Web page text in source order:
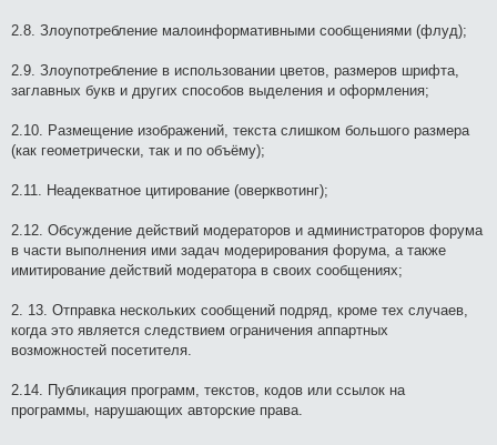
2.8. Злоупотребление малоинформативными сообщениями (флуд);
2.9. Злоупотребление в использовании цветов, размеров шрифта,
заглавных букв и других способов выделения и оформления;
2.10. Размещение изображений, текста слишком большого размера
(как геометрически, так и по объёму);
2.11. Неадекватное цитирование (оверквотинг);
2.12. Обсуждение действий модераторов и администраторов форума
в части выполнения ими задач модерирования форума, а также
имитирование действий модератора в своих сообщениях;
2. 13. Отправка нескольких сообщений подряд, кроме тех случаев,
когда это является следствием ограничения аппартных
возможностей посетителя.
2.14. Публикация программ, текстов, кодов или ссылок на
программы, нарушающих авторские права.